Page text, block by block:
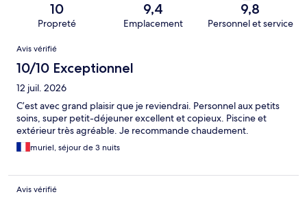
10
Propreté
9,4
Emplacement
9,8
Personnel et service
Avis
Avis vérifié
10/10 Exceptionnel
12 juil. 2026
C’est avec grand plaisir que je reviendrai. Personnel aux petits
soins, super petit-déjeuner excellent et copieux. Piscine et
extérieur très agréable. Je recommande chaudement.
muriel, séjour de 3 nuits
Avis vérifié